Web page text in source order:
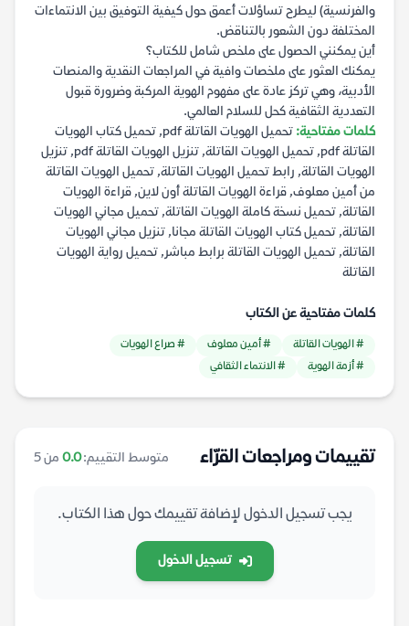
والفرنسية) ليطرح تساؤلات أعمق حول كيفية التوفيق بين الانتماءات
المختلفة دون الشعور بالتناقض.
أين يمكنني الحصول على ملخص شامل للكتاب؟
يمكنك العثور على ملخصات وافية في المراجعات النقدية والمنصات
الأدبية، وهي تركز عادة على مفهوم الهوية المركبة وضرورة قبول
التعددية الثقافية كحل للسلام العالمي.
كلمات مفتاحية:
تحميل الهويات القاتلة pdf, تحميل كتاب الهويات
القاتلة pdf, تحميل الهويات القاتلة, تنزيل الهويات القاتلة pdf, تنزيل
الهويات القاتلة, رابط تحميل الهويات القاتلة, تحميل الهويات القاتلة
من أمين معلوف, قراءة الهويات القاتلة أون لاين, قراءة الهويات
القاتلة, تحميل نسخة كاملة الهويات القاتلة, تحميل مجاني الهويات
القاتلة, تحميل كتاب الهويات القاتلة مجانا, تنزيل مجاني الهويات
القاتلة, تحميل الهويات القاتلة برابط مباشر, تحميل رواية الهويات
القاتلة
كلمات مفتاحية عن الكتاب
# الهويات القاتلة # أمين معلوف
# صراع الهويات
# أزمة الهوية
# الانتماء الثقافي
تقييمات ومراجعات القرّاء متوسط التقييم:0.0 من 5
يجب تسجيل الدخول لإضافة تقييمك حول هذا الكتاب.
تسجيل الدخول